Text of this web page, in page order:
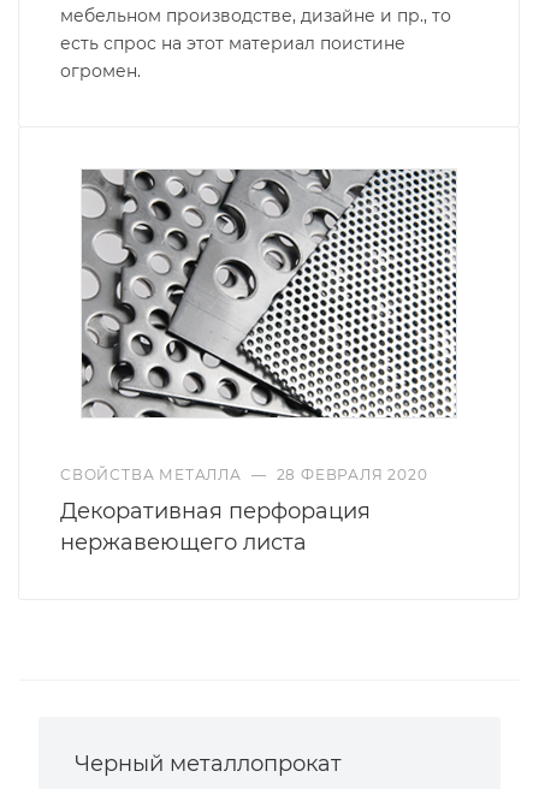
мебельном производстве, дизайне и пр., то
есть спрос на этот материал поистине
огромен.
СВОЙСТВА МЕТАЛЛА — 28 ФЕВРАЛЯ 2020
Декоративная перфорация
нержавеющего листа
Черный металлопрокат